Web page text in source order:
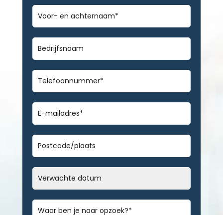
Voor-
en
achternaam*
Bedrijfsnaam
Telefoonnummer*
E-
mailadres*
Geen
titel
Datum
MM
DD
Bericht*